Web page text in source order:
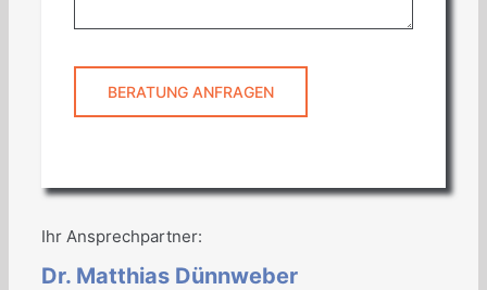
Ihr Ansprechpartner:
Dr. Matthias Dünnweber
BERATUNG ANFRAGEN